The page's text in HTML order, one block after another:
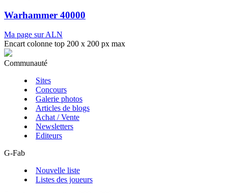
Warhammer 40000
Ma page sur ALN
Encart colonne top 200 x 200 px max
Communauté
Sites
Concours
Galerie photos
Articles de blogs
Achat / Vente
Newsletters
Editeurs
G-Fab
Nouvelle liste
Listes des joueurs